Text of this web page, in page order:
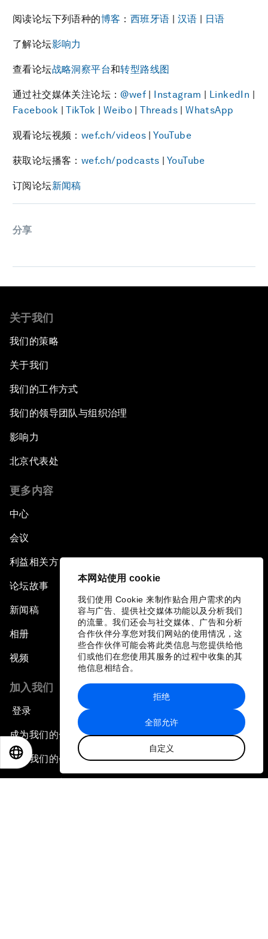
本网站使用 cookie
我们使用 Cookie 来制作贴合用户需求的内
容与广告、提供社交媒体功能以及分析我们
的流量。我们还会与社交媒体、广告和分析
合作伙伴分享您对我们网站的使用情况，这
些合作伙伴可能会将此类信息与您提供给他
们或他们在您使用其服务的过程中收集的其
他信息相结合。
全部允许
自定义
拒绝
阅读论坛下列语种的博客 ： 西班牙语 | 汉语 | 日语
了解论坛影响力
查看论坛战略洞察平台和转型路线图
通过社交媒体关注论坛：@wef | Instagram | LinkedIn |
Facebook |TikTok |Weibo |Threads |WhatsApp
观看论坛视频： wef.ch/videos |YouTube
获取论坛播客： wef.ch/podcasts |YouTube
订阅论坛新闻稿
分享
关于我们
我们的策略
关于我们
我们的工作方式
我们的领导团队与组织治理
影响力
北京代表处
更多内容
中心
会议
利益相关方
论坛故事
新闻稿
相册
视频
加入我们
登录
成为我们的合作伙伴
成为我们的会员
EN